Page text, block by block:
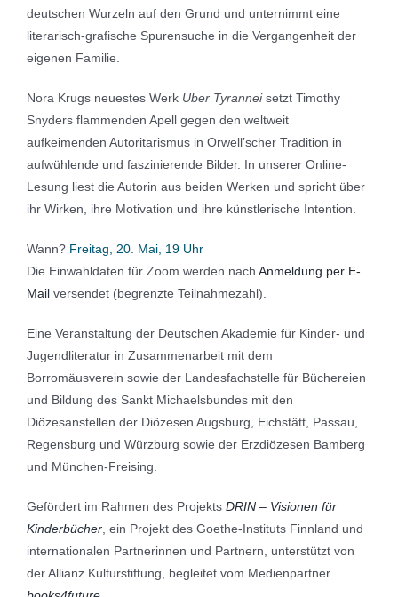
deutschen Wurzeln auf den Grund und unternimmt eine
literarisch-grafische Spurensuche in die Vergangenheit der
eigenen Familie.
Nora Krugs neuestes Werk Über Tyranneisetzt Timothy
Snyders flammenden Apell gegen den weltweit
aufkeimenden Autoritarismus in Orwell’scher Tradition in
aufwühlende und faszinierende Bilder. In unserer Online-
Lesung liest die Autorin aus beiden Werken und spricht über
ihr Wirken, ihre Motivation und ihre künstlerische Intention.
Wann? Freitag, 20. Mai, 19 Uhr
Die Einwahldaten für Zoom werden nach Anmeldung per E-
Mail versendet (begrenzte Teilnahmezahl).
Eine Veranstaltung der Deutschen Akademie für Kinder- und
Jugendliteratur in Zusammenarbeit mit dem
Borromäusverein sowie der Landesfachstelle für Büchereien
und Bildung des Sankt Michaelsbundes mit den
Diözesanstellen der Diözesen Augsburg, Eichstätt, Passau,
Regensburg und Würzburg sowie der Erzdiözesen Bamberg
und München-Freising.
Gefördert im Rahmen des Projekts DRIN – Visionen für
Kinderbücher, ein Projekt des Goethe-Instituts Finnland und
internationalen Partnerinnen und Partnern, unterstützt von
der Allianz Kulturstiftung, begleitet vom Medienpartner